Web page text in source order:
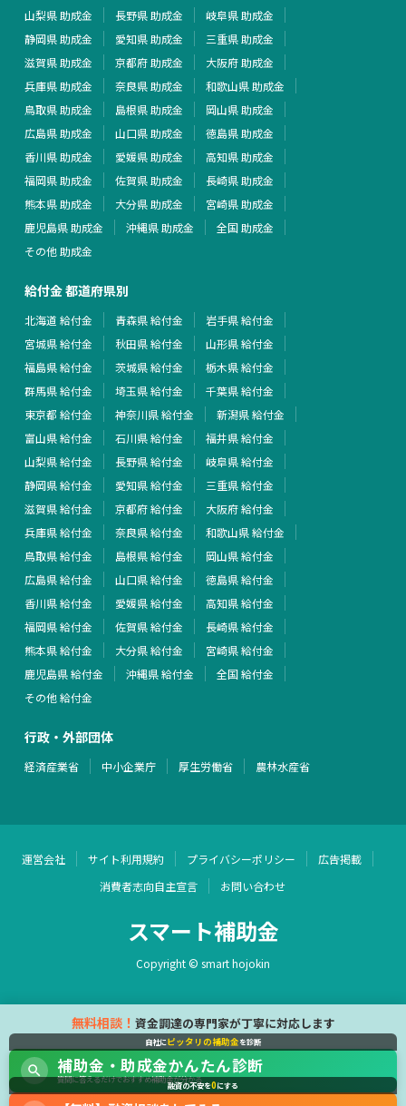
山梨県 助成金
長野県 助成金
岐阜県 助成金
静岡県 助成金
愛知県 助成金
三重県 助成金
滋賀県 助成金
京都府 助成金
大阪府 助成金
兵庫県 助成金
奈良県 助成金
和歌山県 助成金
鳥取県 助成金
島根県 助成金
岡山県 助成金
広島県 助成金
山口県 助成金
徳島県 助成金
香川県 助成金
愛媛県 助成金
高知県 助成金
福岡県 助成金
佐賀県 助成金
長崎県 助成金
熊本県 助成金
大分県 助成金
宮崎県 助成金
鹿児島県 助成金
沖縄県 助成金
全国 助成金
その他 助成金
給付金 都道府県別
北海道 給付金 青森県 給付金
岩手県 給付金
宮城県 給付金
秋田県 給付金
山形県 給付金
福島県 給付金
茨城県 給付金
栃木県 給付金
群馬県 給付金
埼玉県 給付金
千葉県 給付金
東京都 給付金
神奈川県 給付金
新潟県 給付金
富山県 給付金
石川県 給付金
福井県 給付金
山梨県 給付金
長野県 給付金
岐阜県 給付金
静岡県 給付金
愛知県 給付金
三重県 給付金
滋賀県 給付金
京都府 給付金
大阪府 給付金
兵庫県 給付金
奈良県 給付金
和歌山県 給付金
鳥取県 給付金
島根県 給付金
岡山県 給付金
広島県 給付金
山口県 給付金
徳島県 給付金
香川県 給付金
愛媛県 給付金
高知県 給付金
福岡県 給付金
佐賀県 給付金
長崎県 給付金
熊本県 給付金
大分県 給付金
宮崎県 給付金
鹿児島県 給付金
沖縄県 給付金
全国 給付金
その他 給付金
行政・外部団体
経済産業省 中小企業庁 厚生労働省 農林水産省
運営会社 サイト利用規約 プライバシーポリシー
広告掲載
消費者志向自主宣言
お問い合わせ
スマート補助金
Copyright © smart hojokin
無料相談！ 資金調達の専門家が丁寧に対応します
自社にピッタリの補助金を診断
補助金・助成金かんたん診断
質問に答えるだけでおすすめ補助金が分かる
融資の不安を0にする